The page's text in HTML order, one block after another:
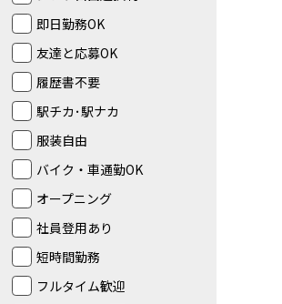
即日勤務OK
友達と応募OK
履歴書不要
駅チカ･駅ナカ
服装自由
バイク・車通勤OK
オープニング
社員登用あり
短時間勤務
フルタイム歓迎